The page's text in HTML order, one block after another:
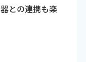
との連携も楽